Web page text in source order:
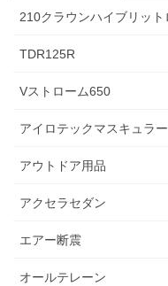
210クラウンハイブリッ
TDR125R
Vストローム650
アイロテックマスキュラ
アウトドア用品
アクセラセダン
エアー断震
オールテレーン